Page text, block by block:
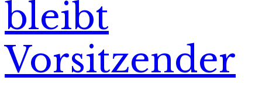
bleibt
Vorsitzender